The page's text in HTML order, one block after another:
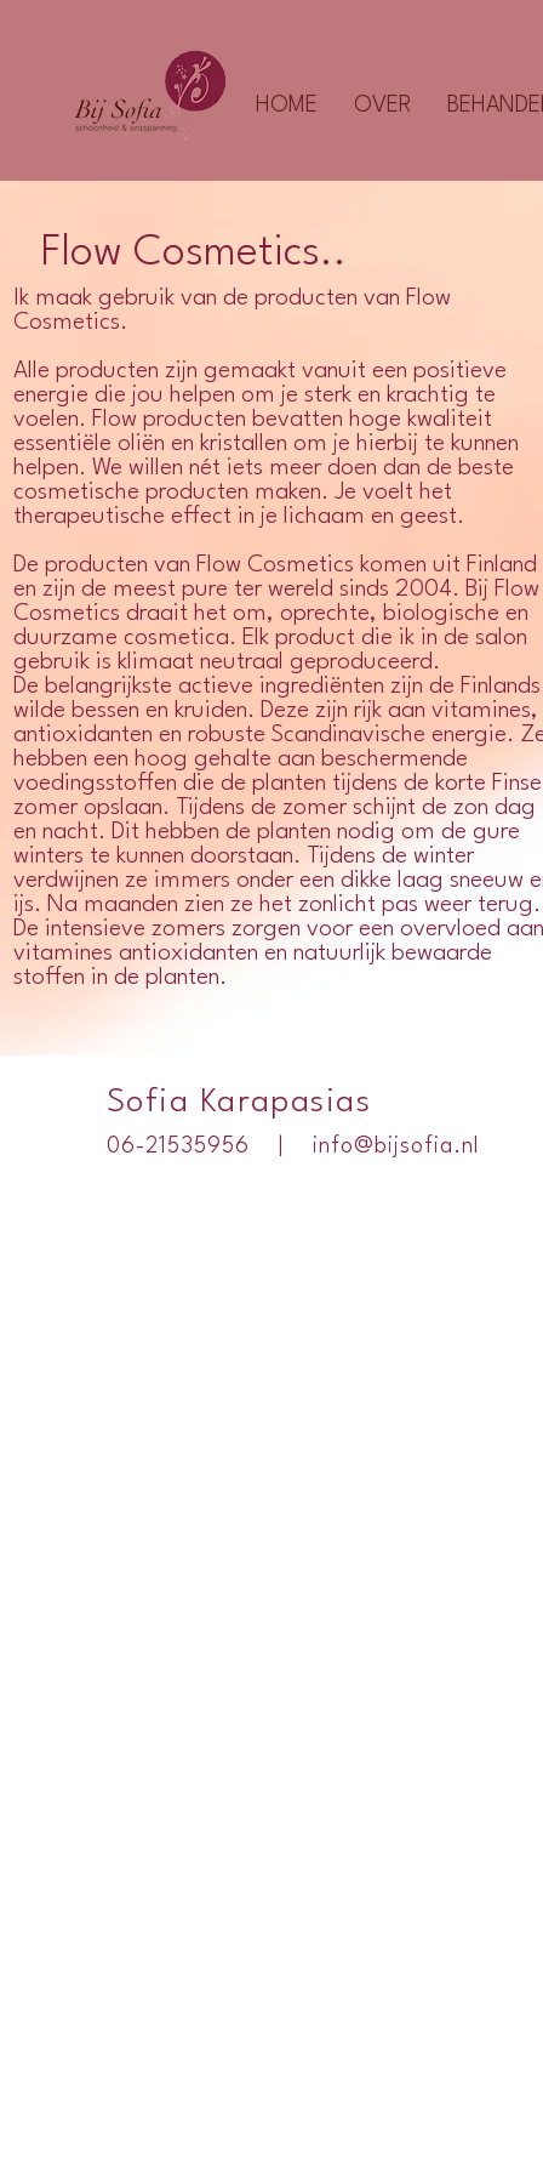
HOME OVER
Flow Cosmetics..
Ik maak gebruik van de producten van Flow
Cosmetics.
Alle producten zijn gemaakt vanuit een positieve
energie die jou helpen om je sterk en krachtig te
voelen. Flow producten bevatten hoge kwaliteit
essentiële oliën en kristallen om je hierbij te kunnen
helpen. We willen nét iets meer doen dan de beste
cosmetische producten maken. Je voelt het
therapeutische effect in je lichaam en geest.
De producten van Flow Cosmetics komen uit Finland
en zijn de meest pure ter wereld sinds 2004. Bij Flow
Cosmetics draait het om, oprechte, biologische en
duurzame cosmetica. Elk product die ik in de salon
gebruik is klimaat neutraal geproduceerd.
De belangrijkste actieve ingrediënten zijn de Finlands
wilde bessen en kruiden. Deze zijn rijk aan vitamines,
antioxidanten en robuste Scandinavische energie.
hebben een hoog gehalte aan beschermende
voedingsstoffen die de planten tijdens de korte Finse
zomer opslaan. Tijdens de zomer schijnt de zon dag
en nacht. Dit hebben de planten nodig om de gure
winters te kunnen doorstaan. Tijdens de winter
verdwijnen ze immers onder een dikke laag sneeuw
ijs. Na maanden zien ze het zonlicht pas weer terug.
De intensieve zomers zorgen voor een overvloed aan
vitamines antioxidanten en natuurlijk bewaarde
stoffen in de planten.
Sofia Karapasias
06-21535956 | info@bijsofia.nl